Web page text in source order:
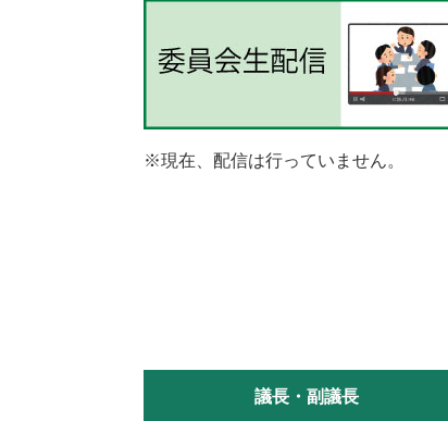
※現在、配信は行っていません。
議長・副議長